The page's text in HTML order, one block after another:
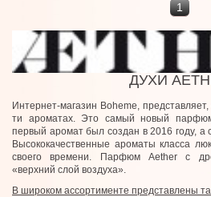
1
ДУХИ
Интернет-магазин Boheme,
ти ароматах. Это самый новый
первый аромат был создан в 2016 году, а
Высококачественные ароматы класса
своего времени. Парфюм Aether с
«верхний слой воздуха».
В широком ассортименте представлены